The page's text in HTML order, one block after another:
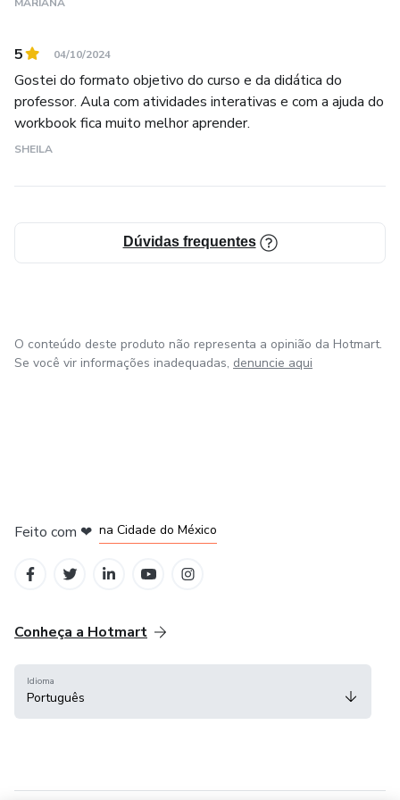
Marketing (SANOFI e NESTLÉ).
Foi apresentador da Rádio Mundial 95,7FM
5 04/10/2024
Gostei do formato objetivo do curso e da didática do
professor. Aula com atividades interativas e com a ajuda do
workbook fica muito melhor aprender.
SHEILA
Dúvidas frequentes
O conteúdo deste produto não representa a opinião da Hotmart.
Se você vir informações inadequadas, denuncie aqui
Feito com ❤ na Cidade do México
Conheça a Hotmart
Idioma
Português